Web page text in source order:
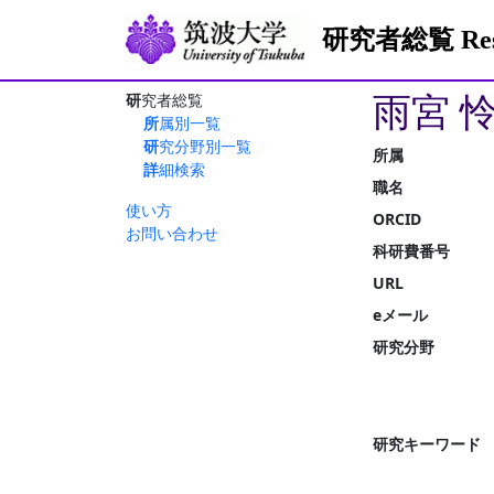
研究者総覧
研究者総覧
所属別一覧
研究分野別一覧
詳細検索
使い方
お問い合わせ
雨宮
所属
職名
ORCID
科研費番号
URL
eメール
研究分野
研究キーワード